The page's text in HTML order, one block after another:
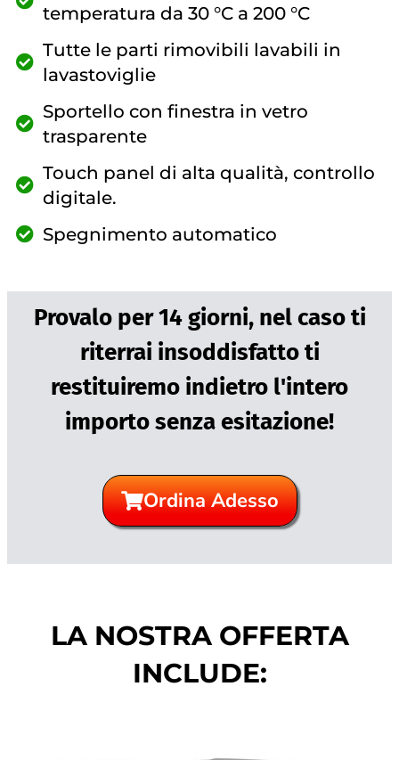
temperatura da 30 °C a 200 °C
Tutte le parti rimovibili lavabili in
lavastoviglie
Sportello con finestra in vetro
trasparente
Touch panel di alta qualità, controllo
digitale.
Spegnimento automatico
Provalo per 14 giorni, nel caso ti
riterrai insoddisfatto ti
restituiremo indietro l'intero
importo senza esitazione!
Ordina Adesso
LA NOSTRA OFFERTA
INCLUDE: